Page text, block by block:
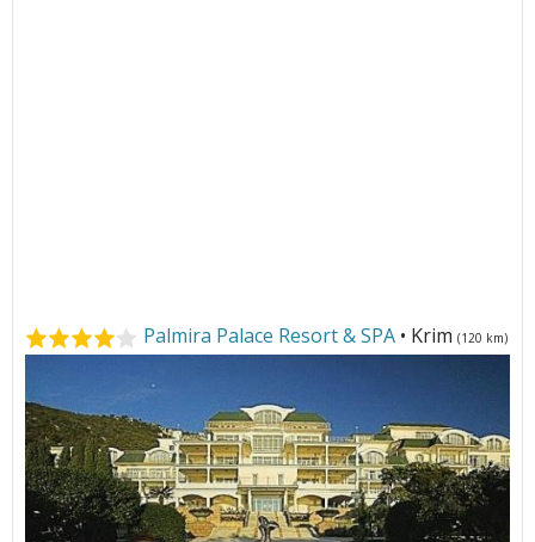
Palmira Palace Resort & SPA • Krim (120 km)